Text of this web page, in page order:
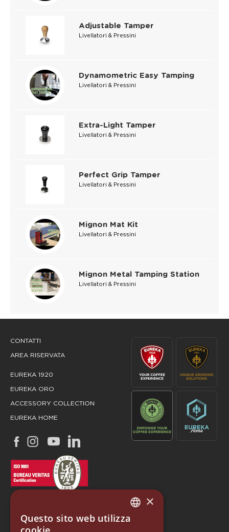
Adjustable Tamper
Livellatori & Pressini
Dynamometric Easy Tamping
Livellatori & Pressini
Extra-Light Tamper
Livellatori & Pressini
Perfect Grip Tamper
Livellatori & Pressini
Mignon Mat Kit
Livellatori & Pressini
Mignon Metal Tamping Station
Livellatori & Pressini
CONTATTI
AREA RISERVATA
EUREKA 1920
EUREKA ORO
ACCESSORY COLLECTION
EUREKA HOME
×
Questo sito web utilizza